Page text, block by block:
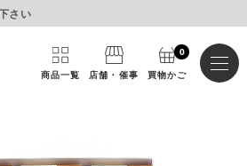
さい
商品一覧 店舗・催事 買物かご
0